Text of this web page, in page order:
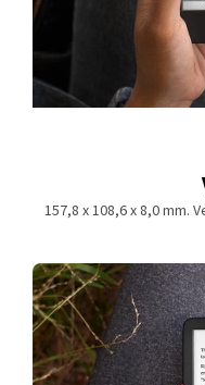
157,8 x 108,6 x 8,0